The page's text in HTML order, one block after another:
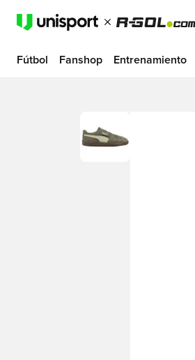
Fútbol Fanshop Entrenamiento